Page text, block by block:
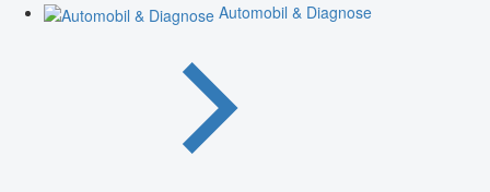
Automobil & Diagnose